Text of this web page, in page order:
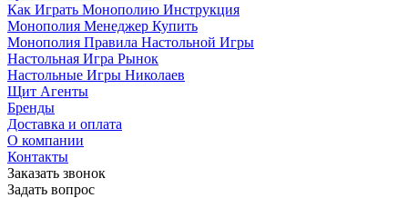
Как Играть Монополию Инструкция
Монополия Менеджер Купить
Монополия Правила Настольной Игры
Настольная Игра Рынок
Настольные Игры Николаев
Щит Агенты
Бренды
Доставка и оплата
О компании
Контакты
Заказать звонок
Задать вопрос